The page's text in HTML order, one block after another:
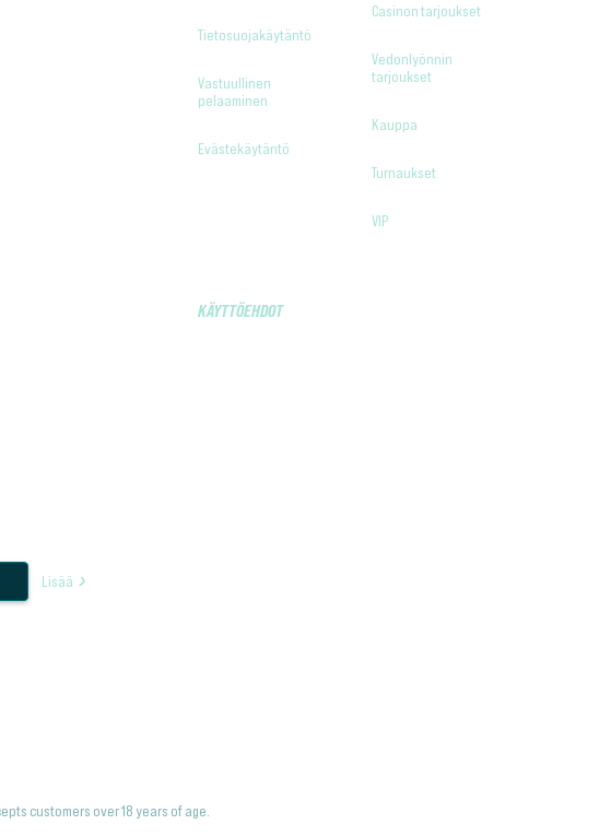
Tietosuojakäytäntö
Vastuullinen
pelaaminen
Evästekäytäntö
KÄYTTÖEHDOT
Casinon tarjoukset
Vedonlyönnin
tarjoukset
Kauppa
Turnaukset
VIP
Lisää
customers over 18 years of age.